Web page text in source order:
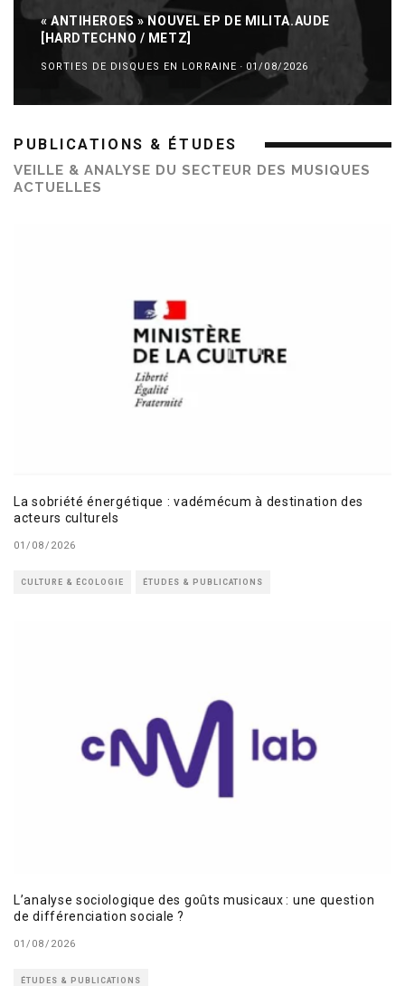
« ANTIHEROES » NOUVEL EP DE MILITA.AUDE
[HARDTECHNO / METZ]
SORTIES DE DISQUES EN LORRAINE · 01/08/2026
PUBLICATIONS & ÉTUDES
VEILLE & ANALYSE DU SECTEUR DES MUSIQUES
ACTUELLES
La sobriété énergétique : vadémécum à destination des
acteurs culturels
01/08/2026
CULTURE & ÉCOLOGIE ÉTUDES & PUBLICATIONS
L’analyse sociologique des goûts musicaux : une question
de différenciation sociale ?
01/08/2026
ÉTUDES & PUBLICATIONS